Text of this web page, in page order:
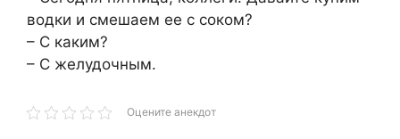
водки и смешаем ее с соком?
– С каким?
– С желудочным.
Оцените анекдот